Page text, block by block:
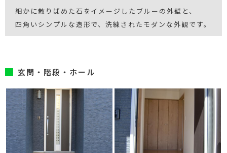
細かに散りばめた石をイメージしたブルーの外壁と、
四角いシンプルな造形で、洗練されたモダンな外観です。
玄関・階段・ホール